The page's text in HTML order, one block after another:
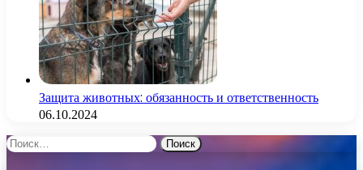
Защита животных: обязанность и ответственность
06.10.2024
Найти: